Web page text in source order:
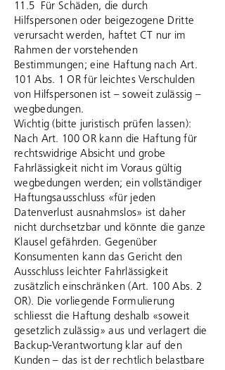
11.5 Für Schäden, die durch
Hilfspersonen oder beigezogene Dritte
verursacht werden, haftet CT nur im
Rahmen der vorstehenden
Bestimmungen; eine Haftung nach Art.
101 Abs. 1 OR für leichtes Verschulden
von Hilfspersonen ist – soweit zulässig –
wegbedungen.
Wichtig (bitte juristisch prüfen lassen):
Nach Art. 100 OR kann die Haftung für
rechtswidrige Absicht und grobe
Fahrlässigkeit nicht im Voraus gültig
wegbedungen werden; ein vollständiger
Haftungsausschluss «für jeden
Datenverlust ausnahmslos» ist daher
nicht durchsetzbar und könnte die ganze
Klausel gefährden. Gegenüber
Konsumenten kann das Gericht den
Ausschluss leichter Fahrlässigkeit
zusätzlich einschränken (Art. 100 Abs. 2
OR). Die vorliegende Formulierung
schliesst die Haftung deshalb «soweit
gesetzlich zulässig» aus und verlagert die
Backup-Verantwortung klar auf den
Kunden – das ist der rechtlich belastbare